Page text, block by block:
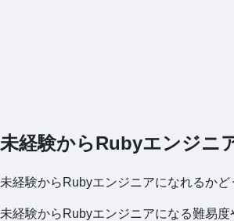
未経験からRubyエンジニ
未経験からRubyエンジニアになれるかど
未経験からRubyエンジニアになる難易